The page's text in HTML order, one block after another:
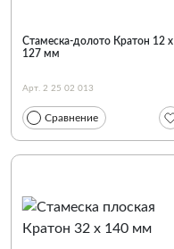
Стамеска-долото Кратон 12 х
127 мм
Арт. 2 25 02 013
Сравнение